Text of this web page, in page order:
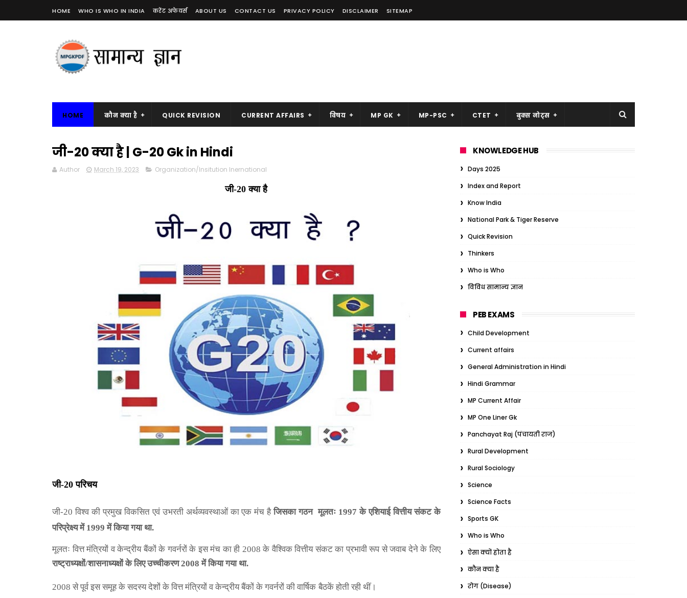
HOME WHO IS WHO IN INDIA करेंट अफेयर्स ABOUT US CONTACT US PRIVACY POLICY DISCLAIMER SITEMAP
HOME कौन क्या है QUICK REVISION CURRENT AFFAIRS विषय MP GK MP-PSC CTET बुक्स नोट्स
जी-20 क्या है | G-20 Gk in Hindi
Author March 19, 2023 Organization/Insitution Inernational
जी-20 क्या है
जी-20 परिचय
जी-20 विश्व की प्रमुख विकसित एवं उभरती अर्थव्यवस्थाओं का एक मंच हैजिसका गठन मूलतः 1997 के एशियाई वित्तीय संकट के
परिप्रेक्ष्य में 1999 में किया गया था.
मूलतः वित्तमंत्रियों व केन्द्रीय बैंकों के गवर्नरों के इस मंच का ही 2008 के वैश्विक वित्तीय संकट का प्रभावीरूप से जवाब देने के लिए
राष्ट्राध्यक्षों/शासनाध्यक्षों के लिए उच्चीकरण 2008 में किया गया था.
2008 से पूर्व इस समूह के सदस्य देशों के वित्त मंत्रियों व केन्द्रीय बैंकों के गवर्नरों की वार्षिक बैठकें होती रही थीं।
KNOWLEDGE HUB
Days 2025
Index and Report
Know India
National Park & Tiger Reserve
Quick Revision
Thinkers
Who is Who
विविध सामान्य ज्ञान
PEB EXAMS
Child Development
Current affairs
General Administration in Hindi
Hindi Grammar
MP Current Affair
MP One Liner Gk
Panchayat Raj (पंचायती राज)
Rural Development
Rural Sociology
Science
Science Facts
Sports GK
Who is Who
ऐसा क्यों होता है
कौन क्या है
रोग (Disease)